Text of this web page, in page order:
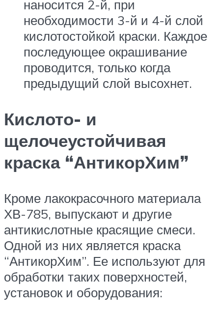
наносится 2-й, при
необходимости 3-й и 4-й слой
кислотостойкой краски. Каждое
последующее окрашивание
проводится, только когда
предыдущий слой высохнет.
Кислото- и
щелочеустойчивая
краска “АнтикорХим”
Кроме лакокрасочного материала
ХВ-785, выпускают и другие
антикислотные красящие смеси.
Одной из них является краска
“АнтикорХим”. Ее используют для
обработки таких поверхностей,
установок и оборудования: